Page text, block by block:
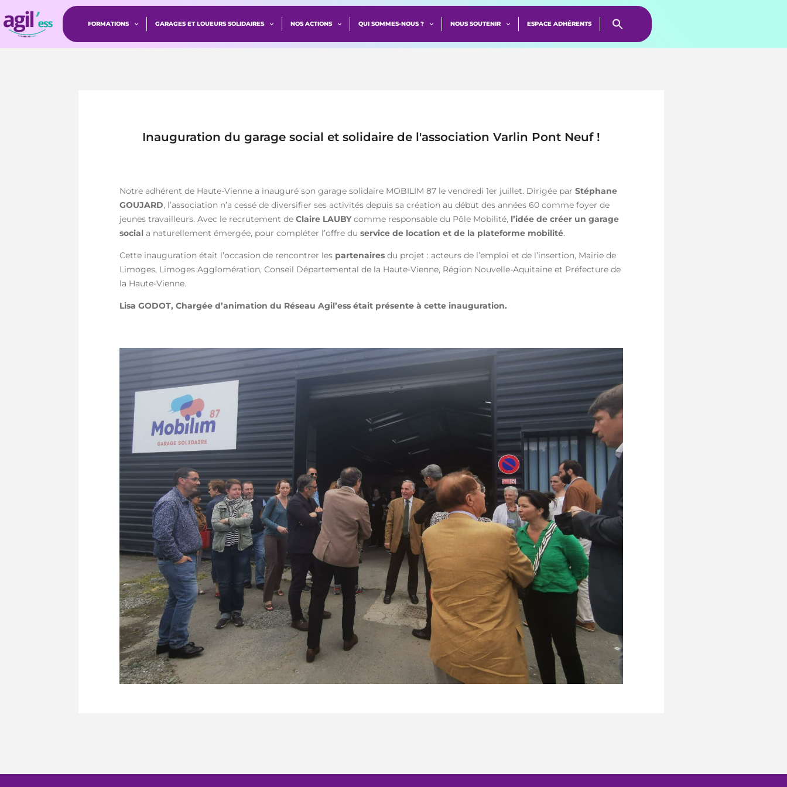
FORMATIONS GARAGES ET LOUEURS SOLIDAIRES NOS ACTIONS QUI SOMMES-NOUS ? NOUS SOUTENIR ESPACE ADHÉRENTS
Inauguration du garage social et solidaire de l'association Varlin Pont Neuf !
Notre adhérent de Haute-Vienne a inauguré son garage solidaire MOBILIM 87 le vendredi 1er juillet. Dirigée parStéphane
GOUJARD, l’association n’a cessé de diversifier ses activités depuis sa création au début des années 60 comme foyer de
jeunes travailleurs. Avec le recrutement deClaire LAUBYcomme responsable du Pôle Mobilité, l’idée de créer un garage
social a naturellement émergée, pour compléter l’offre duservice de location et de la plateforme mobilité.
Cette inauguration était l’occasion de rencontrer les partenairesdu projet : acteurs de l’emploi et de l’insertion, Mairie de
Limoges, Limoges Agglomération, Conseil Départemental de la Haute-Vienne, Région Nouvelle-Aquitaine et Préfecture de
la Haute-Vienne.
Lisa GODOT, Chargée d’animation du Réseau Agil’ess était présente à cette inauguration.